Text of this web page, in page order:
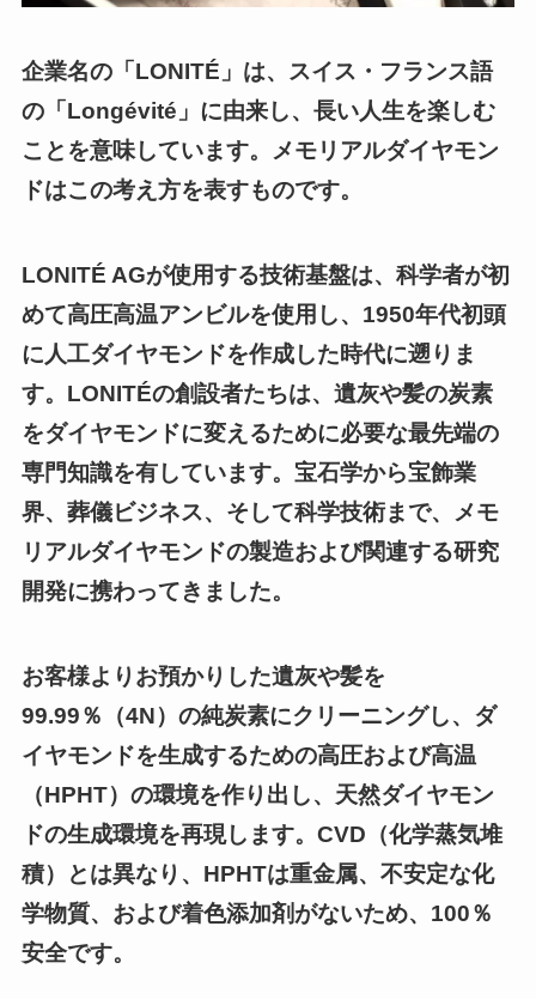
企業名の「LONITÉ」は、スイス・フランス語
の「Longévité」に由来し、長い人生を楽しむ
ことを意味しています。メモリアルダイヤモン
ドはこの考え方を表すものです。
LONITÉ AGが使用する技術基盤は、科学者が初
めて高圧高温アンビルを使用し、1950年代初頭
に人工ダイヤモンドを作成した時代に遡りま
す。LONITÉの創設者たちは、遺灰や髪の炭素
をダイヤモンドに変えるために必要な最先端の
専門知識を有しています。宝石学から宝飾業
界、葬儀ビジネス、そして科学技術まで、メモ
リアルダイヤモンドの製造および関連する研究
開発に携わってきました。
お客様よりお預かりした遺灰や髪を
99.99％（4N）の純炭素にクリーニングし、ダ
イヤモンドを生成するための高圧および高温
（HPHT）の環境を作り出し、天然ダイヤモン
ドの生成環境を再現します。CVD（化学蒸気堆
積）とは異なり、HPHTは重金属、不安定な化
学物質、および着色添加剤がないため、100％
安全です。